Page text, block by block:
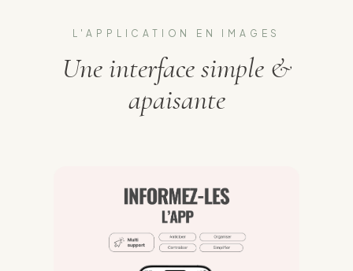
L'APPLICATION EN IMAGES
Une interface simple &
apaisante